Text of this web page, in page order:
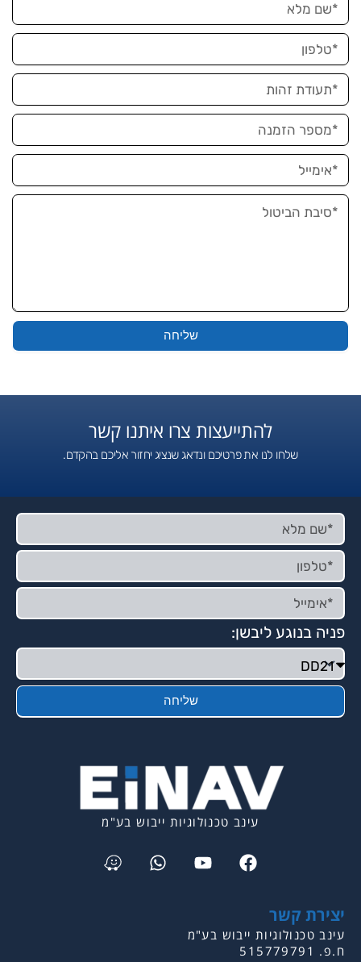
שליחה
להתייעצות צרו איתנו קשר
שלחו לנו את פרטיכם ונדאג שנציג יחזור אליכם בהקדם.
פניה בנוגע ליבשן:
שליחה
עינב טכנולוגיות ייבוש בע"מ
Facebook
Youtube
Whatsapp
Waze
יצירת קשר
עינב טכנולוגיות ייבוש בע"מ
ח.פ. 515779791